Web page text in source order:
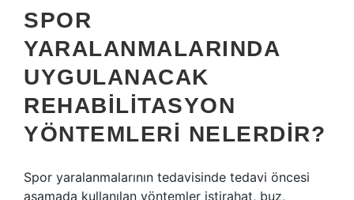
SPOR
YARALANMALARINDA
UYGULANACAK
REHABILITASYON
YÖNTEMLERI NELERDIR?
Spor yaralanmalarının tedavisinde tedavi öncesi
aşamada kullanılan yöntemler istirahat, buz,